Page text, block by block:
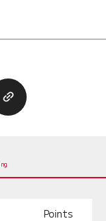
Points